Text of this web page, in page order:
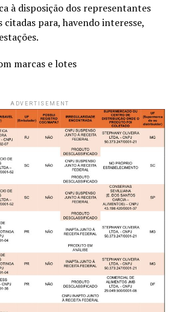
à disposição dos representantes
citadas para, havendo interesse,
marcas e lotes
ADVERTISEMENT